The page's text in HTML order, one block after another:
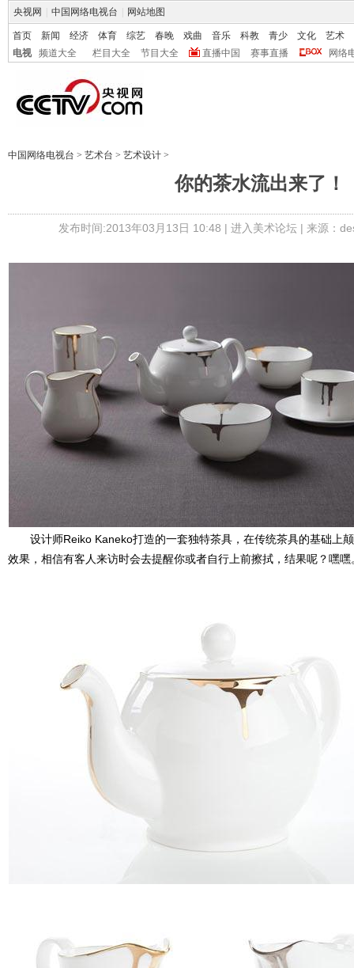
央视网 中国网络电视台 网站地图
首页 新闻 经济 体育 综艺 春晚 戏曲 音乐 科教 青少 文化
艺术
电视
频道大全 栏目大全 节目大全 直播中国 赛事直播 网络
中国网络电视台 > 艺术台 > 艺术设计 >
你的茶水流出来了！
发布时间:2013年03月13日 10:48 | 进入美术论坛| 来源：
设计师Reiko Kaneko打造的一套独特茶具，在传统茶具的基础上
效果，相信有客人来访时会去提醒你或者自行上前擦拭，结果呢？嘿嘿